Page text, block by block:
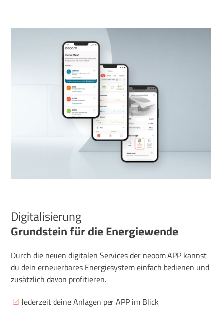
Digitalisierung
Grundstein für die Energiewende
Durch die neuen digitalen Services der neoom APP kannst
du dein erneuerbares Energiesystem einfach bedienen und
zusätzlich davon profitieren.
Jederzeit deine Anlagen per APP im Blick